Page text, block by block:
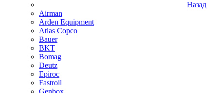
Назад
Airman
Arden Equipment
Atlas Сopco
Bauer
BKT
Bomag
Deutz
Epiroc
Fastroil
Genbox